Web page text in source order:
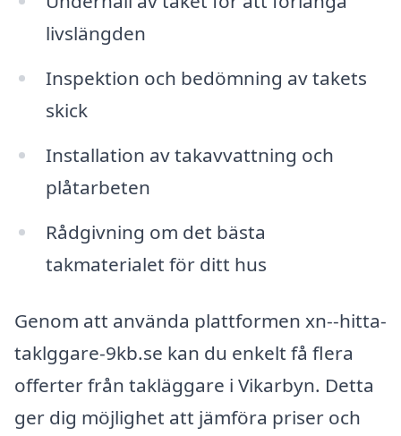
livslängden
Inspektion och bedömning av takets
skick
Installation av takavvattning och
plåtarbeten
Rådgivning om det bästa
takmaterialet för ditt hus
Genom att använda plattformen xn--hitta-
taklggare-9kb.se kan du enkelt få flera
offerter från takläggare i Vikarbyn. Detta
ger dig möjlighet att jämföra priser och